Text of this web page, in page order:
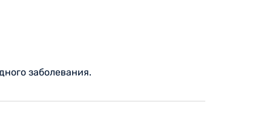
заболевания.